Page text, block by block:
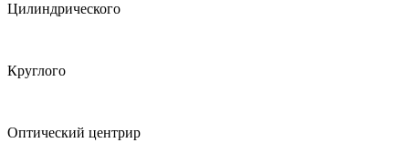
Цилиндрического
Круглого
Оптический центрир